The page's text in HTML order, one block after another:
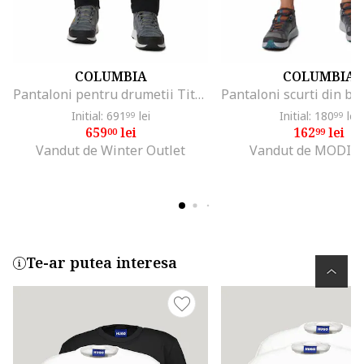
COLUMBIA
Pantaloni pentru drumetii Titan Pass™ II, Negru
Initial: 691 99 lei
65900lei
Vandut de Winter Outlet
COLUMBIA
Initial: 18099 lei
16299lei
Vandut de
Te-ar putea interesa